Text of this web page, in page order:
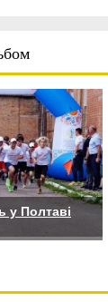
у Полтаві